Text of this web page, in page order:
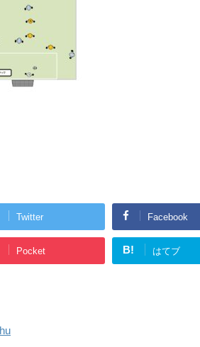
Twitter Facebook
Pocket B! はてブ